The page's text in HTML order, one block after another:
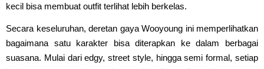
kecil bisa membuat outfit terlihat lebih berkelas.
Secara keseluruhan, deretan gaya Wooyoung ini memperlihatkan
bagaimana satu karakter bisa diterapkan ke dalam berbagai
suasana. Mulai dari edgy, street style, hingga semi formal, setiap